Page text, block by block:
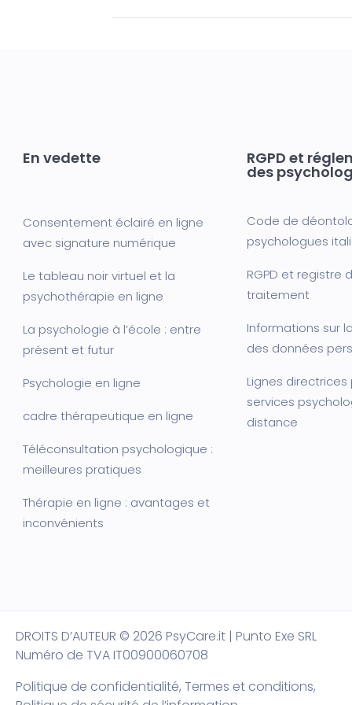
En vedette
Consentement éclairé en ligne
avec signature numérique
Le tableau noir virtuel et la
psychothérapie en ligne
La psychologie à l’école : entre
présent et futur
Psychologie en ligne
cadre thérapeutique en ligne
Téléconsultation psychologique :
meilleures pratiques
Thérapie en ligne : avantages et
inconvénients
RGPD et
des
Code de
psychologues
RGPD et registre
traitement
Informations sur
des données
Lignes directrices
services
distance
DROITS D’AUTEUR © 2026 PsyCare.it | Punto Exe SRL
Numéro de TVA IT00900060708
Politique de confidentialité, Termes et conditions,